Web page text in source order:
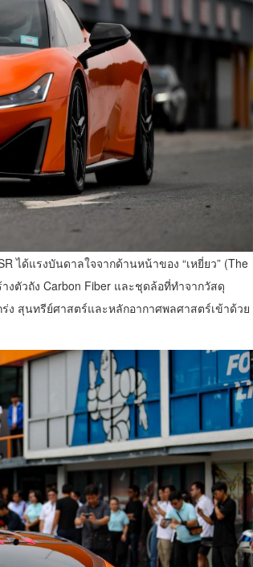
ได้แรงบันดาลใจจากด้านหน้าของ “เหยี่ยว” (The
งตัวถัง Carbon Fiber และชุดล้อที่ทำจากวัสดุ
ง สุนทรีย์ศาสตร์และหลักอากาศพลศาสตร์เข้าด้วย